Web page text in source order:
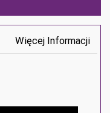
Więcej Informacji